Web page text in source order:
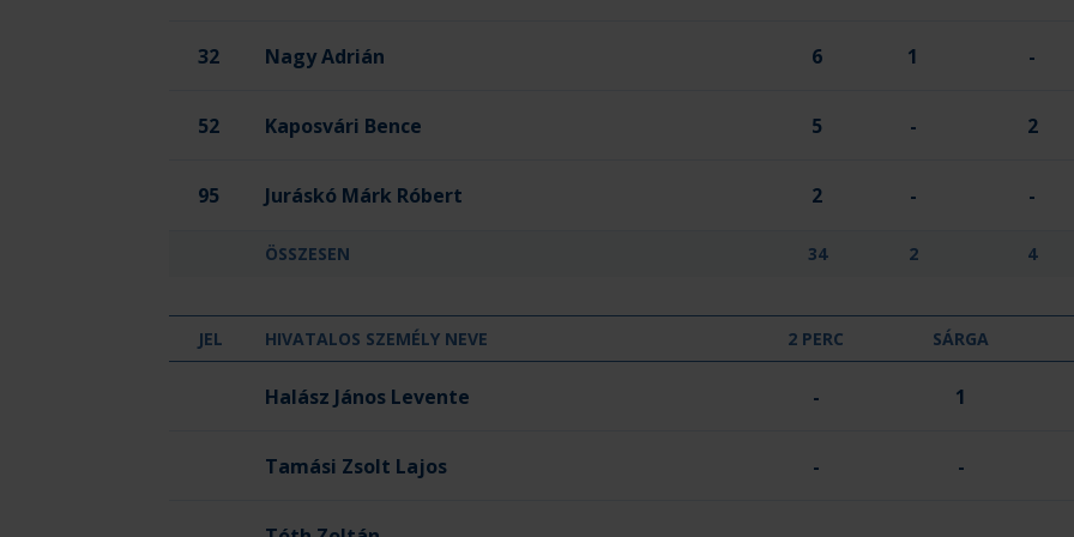
32 Nagy Adrián 6 1 -
52 Kaposvári Bence 5 - 2
95 Juráskó Márk Róbert 2 - -
ÖSSZESEN 34 2 4
JEL HIVATALOS SZEMÉLY NEVE 2 PERC SÁRGA
Halász János Levente - 1
Tamási Zsolt Lajos - -